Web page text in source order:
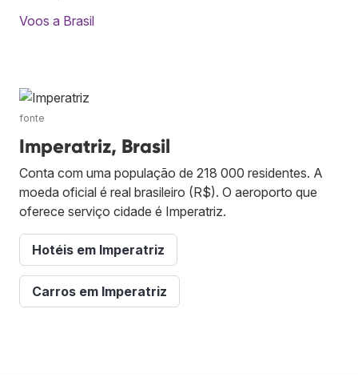
Voos a Brasil
fonte
Imperatriz, Brasil
Conta com uma população de 218 000 residentes. A
moeda oficial é real brasileiro (R$). O aeroporto que
oferece serviço cidade é Imperatriz.
Hotéis em Imperatriz
Carros em Imperatriz